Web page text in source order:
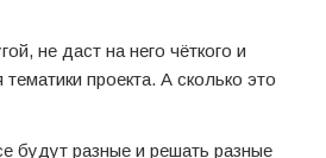
не даст на него чёткого и
проекта. А сколько это
будут разные и решать разные